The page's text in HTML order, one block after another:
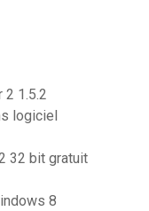
2 1.5.2
logiciel
32 bit gratuit
8